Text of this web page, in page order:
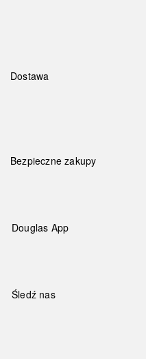
Dostawa
Bezpieczne zakupy
Douglas App
Śledź nas